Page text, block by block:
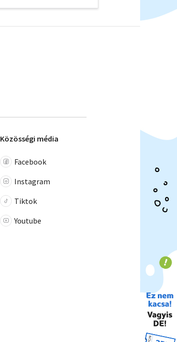
Közösségi média
Facebook
Instagram
Tiktok
Youtube